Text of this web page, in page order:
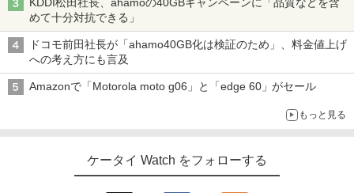
めて十分対抗できる」
ドコモ前田社長が「ahamo40GB化は検証のため」、料金値上げ
への考え方にも言及
Amazonで「Motorola moto g06」と「edge 60」がセール
もっと見る
ケータイ Watch をフォローする